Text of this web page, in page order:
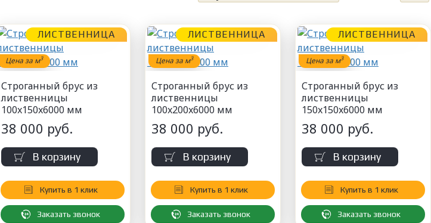
Цена за м3
ЛИСТВЕННИЦА
Строганный брус из
лиственницы
100x150x6000 мм
38 000 руб.
В корзину
Купить в 1 клик
Заказать звонок
Цена за м3
ЛИСТВЕННИЦА
Строганный брус из
лиственницы
100x200x6000 мм
38 000 руб.
В корзину
Купить в 1 клик
Заказать звонок
Цена за м3
ЛИСТВЕННИЦА
Строганный брус из
лиственницы
150x150x6000 мм
38 000 руб.
В корзину
Купить в 1 клик
Заказать звонок